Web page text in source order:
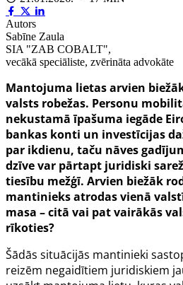
Autors
Sabīne Zaula
SIA "ZAB COBALT",
vecākā speciāliste, zvērināta advokāte
Mantojuma lietas arvien
valsts robežas. Personu
nekustamā īpašuma iegāde
bankas konti un investīcijas
par ikdienu, taču nāves
dzīve var pārtapt juridiski
tiesību mežģī. Arvien biežāk
mantinieks atrodas vienā
masa – citā vai pat vairākās
rīkoties?
Šādās situācijās mantinieki
reizēm negaidītiem juridiskiem